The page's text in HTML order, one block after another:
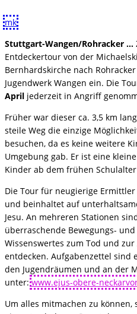
mk
Stuttgart-Wangen/Rohracker …
Entdeckertour von der
Bernhardskirche nach
Jugendwerk Wangen ein. Die
April jederzeit in Angriff
Früher war dieser ca. 3,5 km
steile Weg die einzige
besuchen, da es keine weitere
Umgebung gab. Er ist eine
Kinder ab dem frühen
Die Tour für neugierige
und beinhaltet auf
Jesu. An mehreren Stationen
überraschende Bewegungs-
Wissenswertes zum Tod und
entdecken. Aufgabenzettel sind
den Jugendräumen und an der
unter:www.ejus-obere-
Um alles mitmachen zu